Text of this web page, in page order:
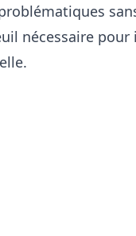
nécessaire pour